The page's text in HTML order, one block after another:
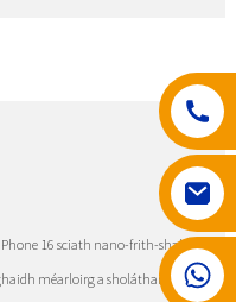
16 sciath nano-frith-shalaithe
méarloirg a sholáthar.